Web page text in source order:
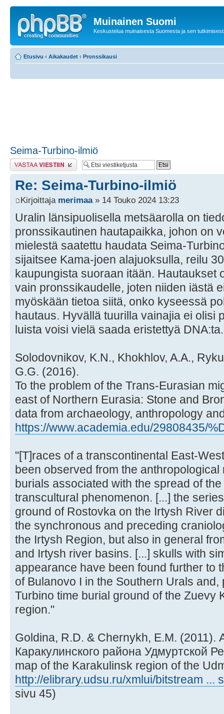
Muinainen Suomi
Keskustelua muinaisesta Suomesta ja sen
Etusivu ‹ Aikakaudet ‹ Pronssikausi
Seima-Turbino-ilmiö
Lähetä vastaus
Re: Seima-Turbino-ilmiö
Kirjoittaja merimaa» 14 Touko 2024 13:23
Uralin länsipuolisella metsäarolla on
pronssikautinen hautapaikka, johon on
mielestä saatettu haudata Seima-
sijaitsee Kama-joen alajuoksulla, reilu
kaupungista suoraan itään. Hautaukset
vain pronssikaudelle, joten niiden iästä
myöskään tietoa siitä, onko kyseessä
hautaus. Hyvällä tuurilla vainajia ei olisi
luista voisi vielä saada eristettyä DNA:ta.
Solodovnikov, K.N., Khokhlov, A.A.,
G.G. (2016).
To the problem of the Trans-Eurasian
east of Northern Eurasia: Stone and
data from archaeology, anthropology
https://www.academia.edu/29808435/
"[T]races of a transcontinental East-
been observed from the
burials associated with the spread of
transcultural phenomenon. [...] the
ground of Rostovka on the Irtysh River
the synchronous and preceding
the Irtysh Region, but also in general
and Irtysh river basins. [...] skulls with
appearance have been found further to
of Bulanovo I in the Southern Urals and,
Turbino time burial ground of the Zuevy
region."
Goldina, R.D. & Chernykh, E.M. (2011).
Каракулинского района Удмуртской
map of the Karakulinsk region of the
http://elibrary.udsu.ru/xmlui/bitstream ...
sivu 45)